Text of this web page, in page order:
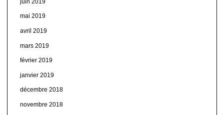
mai 2019
avril 2019
mars 2019
février 2019
janvier 2019
décembre 2018
novembre 2018